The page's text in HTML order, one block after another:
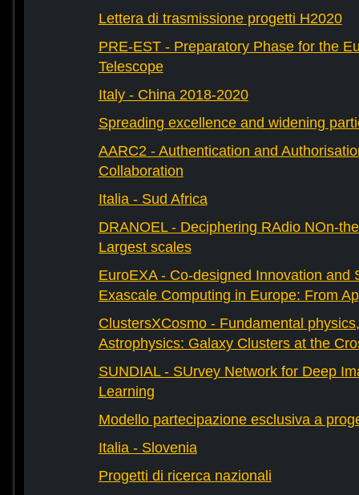
Lettera di trasmissione progetti H2020
PRE-EST - Preparatory Phase for the
Telescope
Italy - China 2018-2020
Spreading excellence and widening
AARC2 - Authentication and
Collaboration
Italia - Sud Africa
DRANOEL - Deciphering RAdio NOn-
Largest scales
EuroEXA - Co-designed Innovation and
Exascale Computing in Europe: From
ClustersXCosmo - Fundamental
Astrophysics: Galaxy Clusters at the
SUNDIAL - SUrvey Network for Deep
Learning
Modello partecipazione esclusiva a
Italia - Slovenia
Progetti di ricerca nazionali